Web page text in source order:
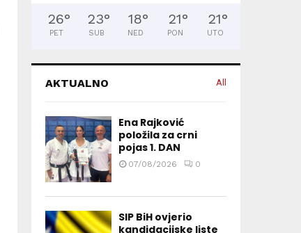
26°
PET
23°
SUB
18°
NED
21°
PON
21°
UTO
AKTUALNO All
Ena Rajković
položila za crni
pojas 1. DAN
07/08/2026 0
SIP BiH ovjerio
kandidacijske liste